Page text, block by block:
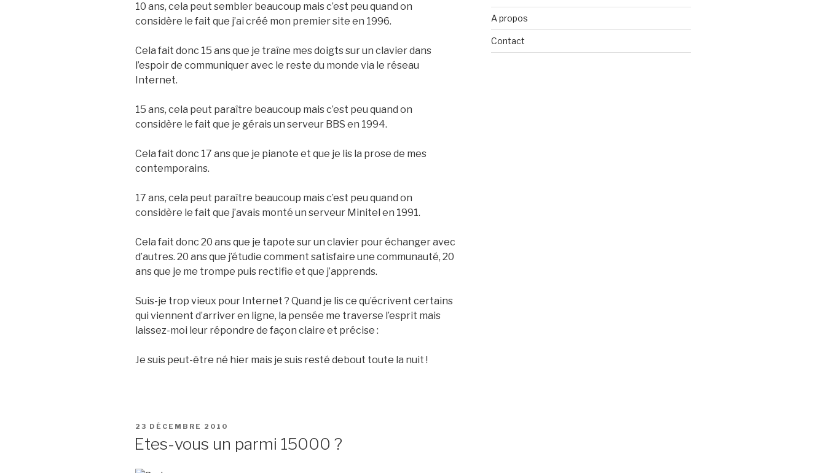
10 ans, cela peut sembler beaucoup mais c’est peu quand on
considère le fait que j’ai créé mon premier site en 1996.
Cela fait donc 15 ans que je traîne mes doigts sur un clavier dans
l’espoir de communiquer avec le reste du monde via le réseau
Internet.
15 ans, cela peut paraître beaucoup mais c’est peu quand on
considère le fait que je gérais un serveur BBS en 1994.
Cela fait donc 17 ans que je pianote et que je lis la prose de mes
contemporains.
17 ans, cela peut paraître beaucoup mais c’est peu quand on
considère le fait que j’avais monté un serveur Minitel en 1991.
Cela fait donc 20 ans que je tapote sur un clavier pour échanger avec
d’autres. 20 ans que j’étudie comment satisfaire une communauté, 20
ans que je me trompe puis rectifie et que j’apprends.
Suis-je trop vieux pour Internet ? Quand je lis ce qu’écrivent certains
qui viennent d’arriver en ligne, la pensée me traverse l’esprit mais
laissez-moi leur répondre de façon claire et précise :
Je suis peut-être né hier mais je suis resté debout toute la nuit !
PUBLIÉ
23 DÉCEMBRE 2010
Etes-vous un parmi 15000 ?
A propos
Contact